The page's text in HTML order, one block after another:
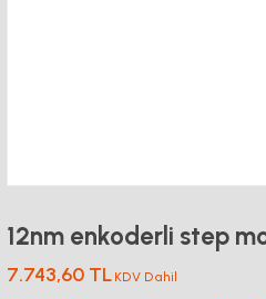
12nm enkoderli step
7.743,60 TL KDV Dahil